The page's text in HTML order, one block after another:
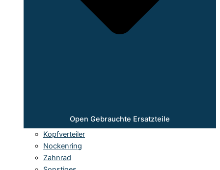
Open Gebrauchte Ersatzteile
Kopfverteiler
Nockenring
Zahnrad